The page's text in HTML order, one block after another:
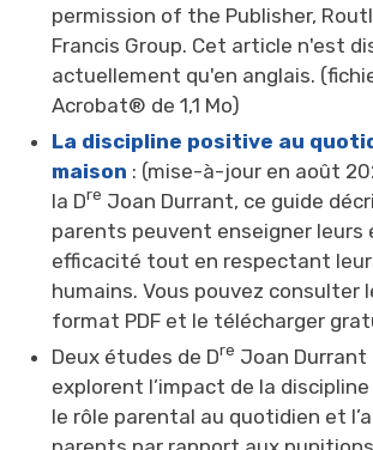
permission of the Publisher,
Francis Group. Cet article n'est
actuellement qu'en anglais.
Acrobat® de 1,1 Mo)
La discipline positive au
maison : (mise-à-jour en août
la Dre Joan Durrant, ce guide
parents peuvent enseigner leurs
efficacité tout en respectant
humains. Vous pouvez consulter
format PDF et le télécharger
Deux études de Dre Joan Durrant
explorent l’impact de la
le rôle parental au quotidien et